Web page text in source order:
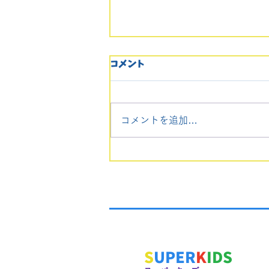
🌟附属幼稚園受験 個別レッ
スン⭐️
ッスン(回数自由)を行います。
ご要望の方は、携帯へのお電
コメント
コメントを追加…
SUPER K IDS